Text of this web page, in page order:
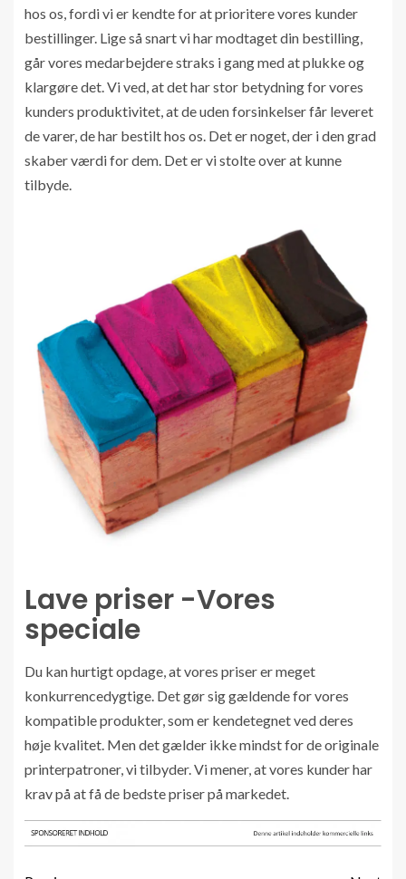
hos os, fordi vi er kendte for at prioritere vores kunder
bestillinger. Lige så snart vi har modtaget din bestilling,
går vores medarbejdere straks i gang med at plukke og
klargøre det. Vi ved, at det har stor betydning for vores
kunders produktivitet, at de uden forsinkelser får leveret
de varer, de har bestilt hos os. Det er noget, der i den grad
skaber værdi for dem. Det er vi stolte over at kunne
tilbyde.
Lave priser -Vores
speciale
Du kan hurtigt opdage, at vores priser er meget
konkurrencedygtige. Det gør sig gældende for vores
kompatible produkter, som er kendetegnet ved deres
høje kvalitet. Men det gælder ikke mindst for de originale
printerpatroner, vi tilbyder. Vi mener, at vores kunder har
krav på at få de bedste priser på markedet.